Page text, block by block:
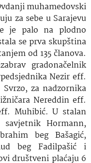
muhamedovski
za sebe u Sarajevu
je palo na plodno
se prva skupština
od 135 članova.
gradonačelnik
Nezir eff.
za nadzornika
Nereddin eff.
Muhibić. U stalan
Hormann,
beg Bašagić,
beg Fadilpašić i
društveni plaćaju 6